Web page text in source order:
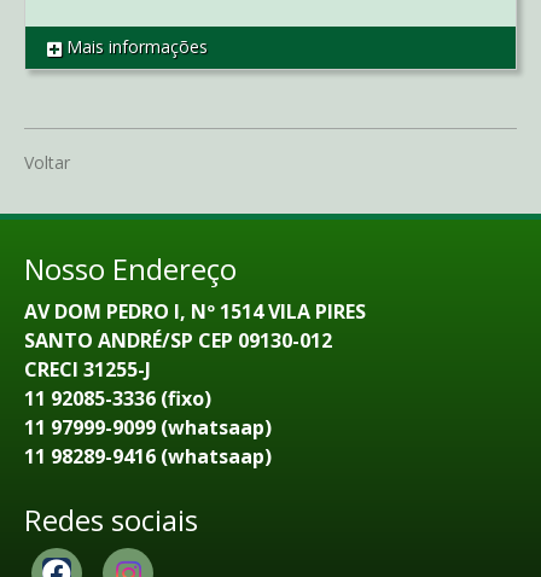
REF CO00960
Mais informações
Voltar
Nosso Endereço
AV DOM PEDRO I, Nº 1514 VILA PIRES
SANTO ANDRÉ/SP CEP 09130-012
CRECI 31255-J
11 92085-3336 (fixo)
11 97999-9099 (whatsaap)
11 98289-9416 (whatsaap)
Redes sociais